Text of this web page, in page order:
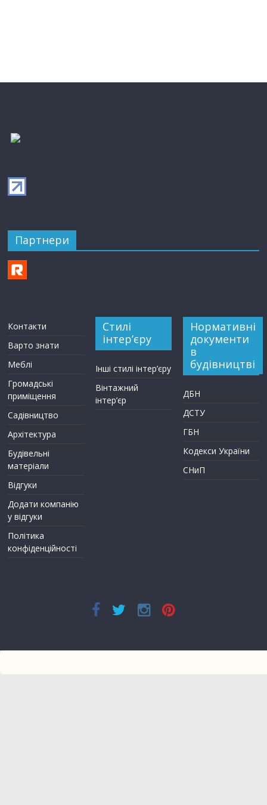
Партнери
Контакти
Варто знати
Меблі
Громадські
приміщення
Садівництво
Архітектура
Будівельні
матеріали
Відгуки
Додати компанію
у відгуки
Політика
конфіденційності
Стилі
інтер’єру
Інші стилі інтер’єру
Вінтажний
інтер’єр
Нормативні
документи
в
будівництві
ДБН
ДСТУ
ГБН
Кодекси України
СНиП